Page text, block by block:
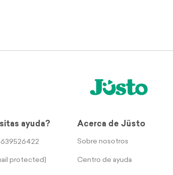
ayuda?
protected]
Acerca de Jüsto
Sobre nosotros
Centro de ayuda